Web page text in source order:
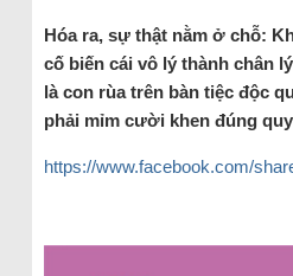
Hóa ra, sự thật nằm ở chỗ:
cố biến cái vô lý thành chân
là con rùa trên bàn tiệc độc
phải mỉm cười khen đúng
https://www.facebook.com/